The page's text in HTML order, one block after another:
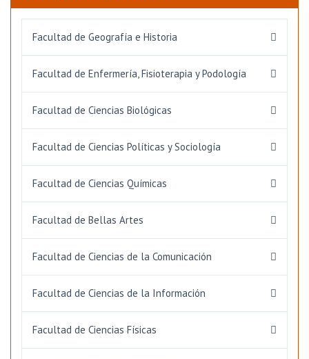
Facultad de Geografía e Historia
Facultad de Enfermería, Fisioterapia y Podología
Facultad de Ciencias Biológicas
Facultad de Ciencias Políticas y Sociología
Facultad de Ciencias Químicas
Facultad de Bellas Artes
Facultad de Ciencias de la Comunicación
Facultad de Ciencias de la Información
Facultad de Ciencias Físicas